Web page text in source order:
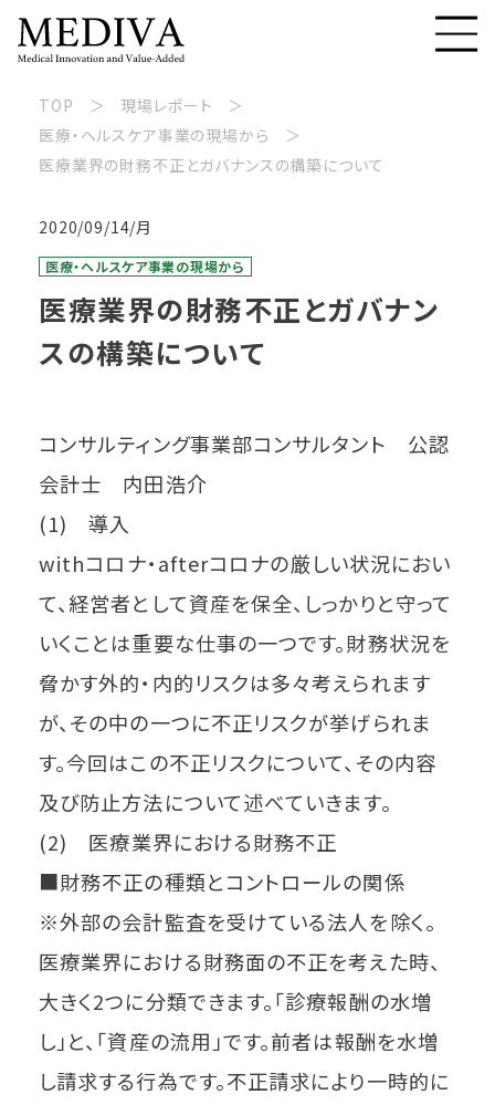
TOP
現場レポート
医療・ヘルスケア事業の現場から
医療業界の財務不正とガバナンスの構築について
2020/09/14/月
医療・ヘルスケア事業の現場から
医療業界の財務不正とガバナン
スの構築について
コンサルティング事業部コンサルタント 公認
会計士 内田浩介
(1) 導入
withコロナ・afterコロナの厳しい状況におい
て、経営者として資産を保全、しっかりと守って
いくことは重要な仕事の一つです。財務状況を
脅かす外的・内的リスクは多々考えられます
が、その中の一つに不正リスクが挙げられま
す。今回はこの不正リスクについて、その内容
及び防止方法について述べていきます。
(2) 医療業界における財務不正
■財務不正の種類とコントロールの関係
※外部の会計監査を受けている法人を除く。
医療業界における財務面の不正を考えた時、
大きく2つに分類できます。「診療報酬の水増
し」と、「資産の流用」です。前者は報酬を水増
し請求する行為です。不正請求により一時的に